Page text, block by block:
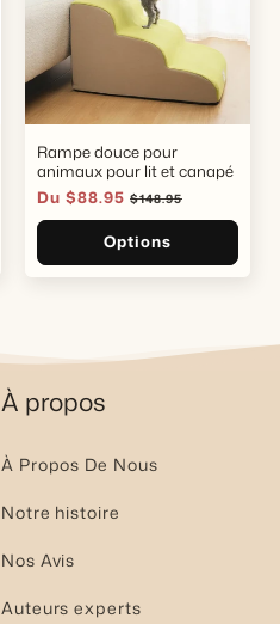
Rampe douce pour
animaux pour lit et canapé
Prix
soldé
Du $88.95 Prix
habituel
$148.95
Options
À propos
À Propos De Nous
Notre histoire
Nos Avis
Auteurs experts